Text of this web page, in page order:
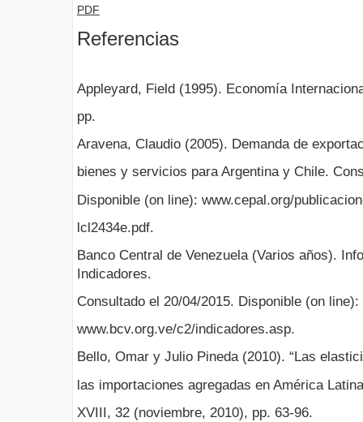
PDF
Referencias
Appleyard, Field (1995). Economía
pp.
Aravena, Claudio (2005). Demanda de
bienes y servicios para Argentina y Chile.
Disponible (on line): www.cepal.org/
lcl2434e.pdf.
Banco Central de Venezuela (Varios años).
Indicadores.
Consultado el 20/04/2015. Disponible (on
www.bcv.org.ve/c2/indicadores.asp.
Bello, Omar y Julio Pineda (2010). “Las
las importaciones agregadas en América
XVIII, 32 (noviembre, 2010), pp. 63-96.